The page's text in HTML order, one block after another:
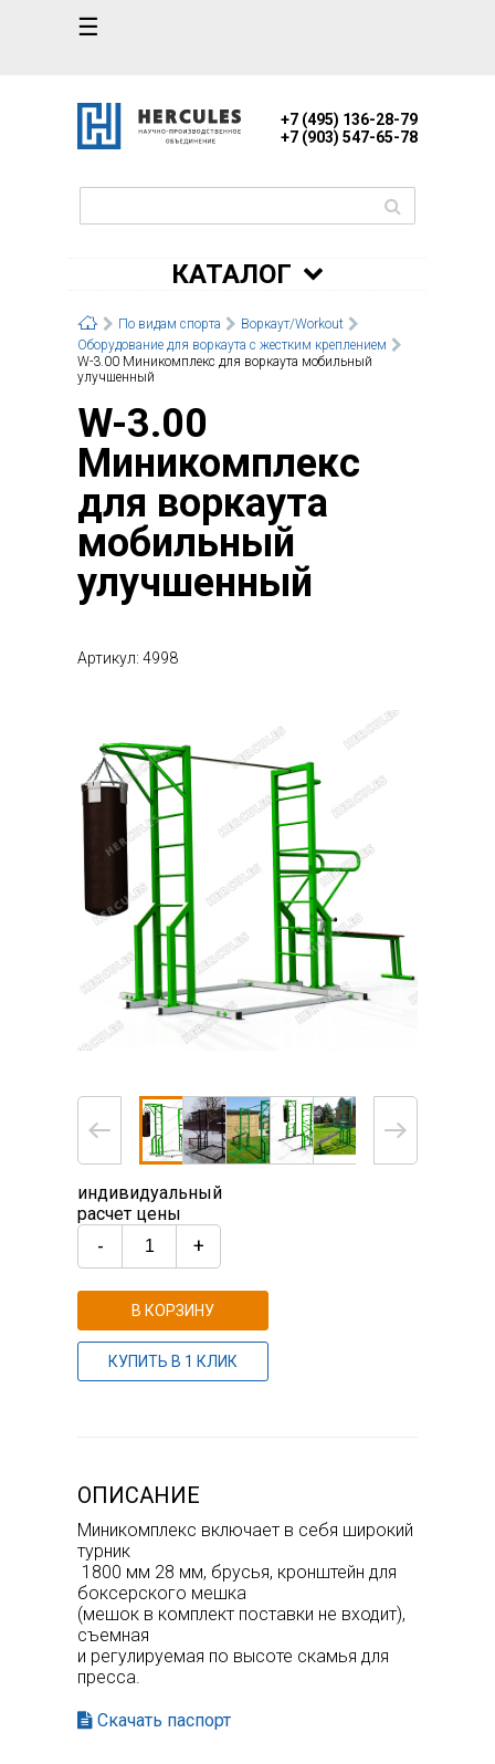
☰
+7 (495) 136-28-79
+7 (903) 547-65-78
КАТАЛОГ
По видам спорта
Воркаут/Workout
Оборудование для воркаута с жестким креплением
W-3.00 Миникомплекс для воркаута мобильный
улучшенный
W-3.00
Миникомплекс
для воркаута
мобильный
улучшенный
Артикул: 4998
индивидуальный
расчет цены
- +
В КОРЗИНУ
КУПИТЬ В 1 КЛИК
ОПИСАНИЕ
Миникомплекс включает в себя широкий
турник
1800 мм 28 мм, брусья, кронштейн для
боксерского мешка
(мешок в комплект поставки не входит),
съемная
и регулируемая по высоте скамья для
пресса.
Скачать паспорт